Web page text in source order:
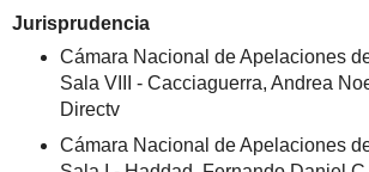
Jurisprudencia
Cámara Nacional de Apelaciones
Sala VIII - Cacciaguerra, Andrea
Directv
Cámara Nacional de Apelaciones